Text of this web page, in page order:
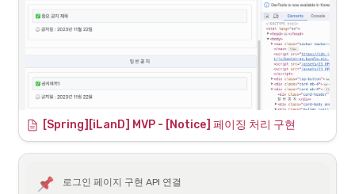
multipart 파일 업로드는 필수라 첨부없이 일반 공지를 못올
리는 문제 발생
[Spring][iLanD] MVP - [Notice] 페이징 처리 구현
로그인 페이지 구현 API 연결